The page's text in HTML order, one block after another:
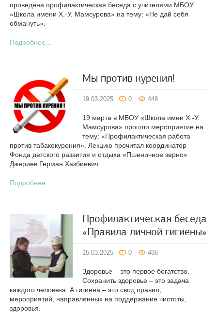
проведена профилактическая беседа с учителями МБОУ
«Школа имени Х.-У. Мамсурова» на тему: «Не дай себя
обмануть».
Подробнее...
Мы против курения!
19.03.2025 0 448
19 марта в МБОУ «Школа имеи Х.-У.
Мамсурова» прошло мероприятие на
тему: «Профилактическая работа
против табакокурения». Лекцию прочитал координатор
Фонда детского развития и отдыха «Пшеничное зерно»
Джериев Герман Хазбиевич.
Подробнее...
Профилактическая беседа
«Правила личной гигиены»
15.03.2025 0 486
Здоровье – это первое богатство.
Сохранить здоровье – это задача
каждого человека. А гигиена – это свод правил,
мероприятий, направленных на поддержание чистоты,
здоровья.